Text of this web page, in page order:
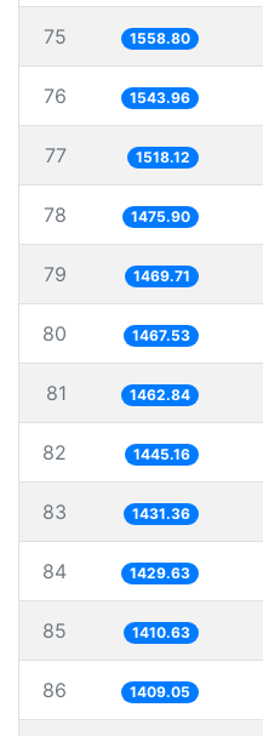
75 1558.80
76 1543.96
77 1518.12
78 1475.90
79 1469.71
80 1467.53
81 1462.84
82 1445.16
83 1431.36
84 1429.63
85 1410.63
86 1409.05